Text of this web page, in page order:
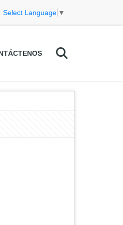
Select Language ▼